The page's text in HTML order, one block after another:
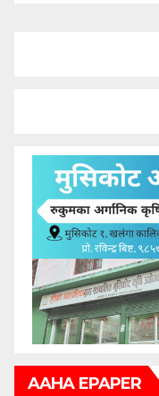
AAHA EPAPER